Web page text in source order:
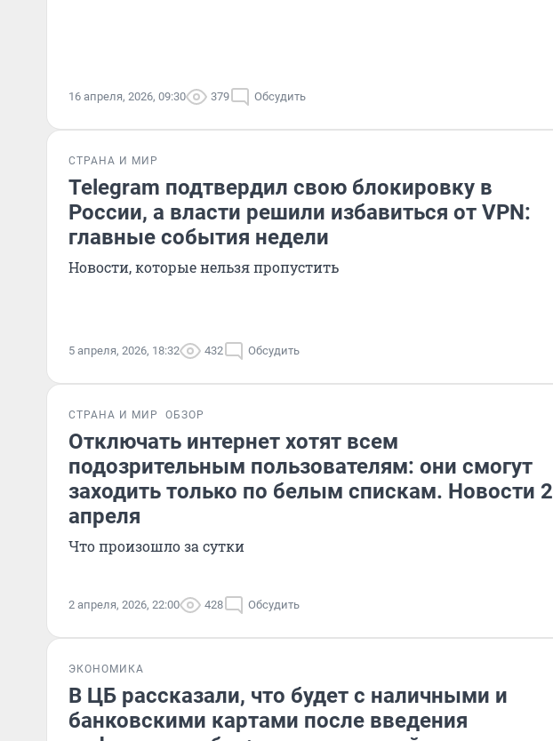
16 апреля, 2026, 09:30 379 Обсудить
СТРАНА И МИР
Telegram подтвердил свою блокировку в
России, а власти решили избавиться от VPN:
главные события недели
Новости, которые нельзя пропустить
5 апреля, 2026, 18:32 432 Обсудить
СТРАНА И МИР ОБЗОР
Отключать интернет хотят всем
подозрительным пользователям: они смогут
заходить только по белым спискам. Новости 2
апреля
Что произошло за сутки
2 апреля, 2026, 22:00 428 Обсудить
ЭКОНОМИКА
В ЦБ рассказали, что будет с наличными и
банковскими картами после введения